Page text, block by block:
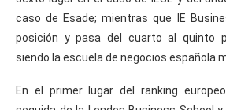
caso de Esade; mientras que IE
posición y pasa del cuarto al quinto
siendo la escuela de negocios española
En el primer lugar del ranking